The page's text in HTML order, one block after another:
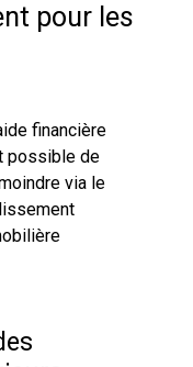
pour les
financière
possible de
via le